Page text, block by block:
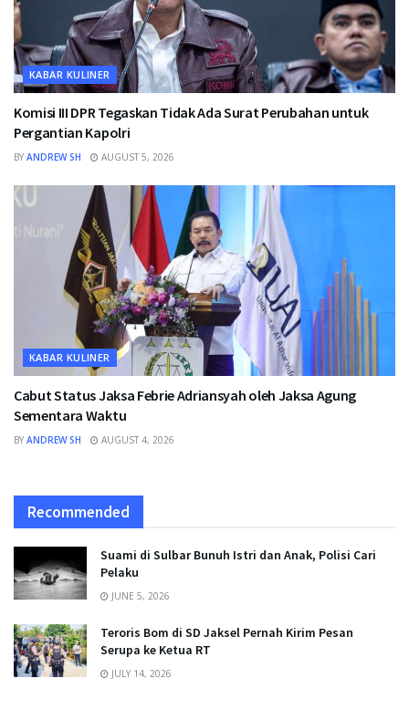
KABAR KULINER
Komisi III DPR Tegaskan Tidak Ada Surat Perubahan untuk
Pergantian Kapolri
BY ANDREW SH AUGUST 5, 2026
KABAR KULINER
Cabut Status Jaksa Febrie Adriansyah oleh Jaksa Agung
Sementara Waktu
BY ANDREW SH AUGUST 4, 2026
Recommended
Suami di Sulbar Bunuh Istri dan Anak, Polisi Cari
Pelaku
JUNE 5, 2026
Teroris Bom di SD Jaksel Pernah Kirim Pesan
Serupa ke Ketua RT
JULY 14, 2026